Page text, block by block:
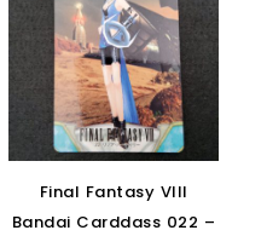
Final Fantasy VIII
Bandai Carddass 022 –